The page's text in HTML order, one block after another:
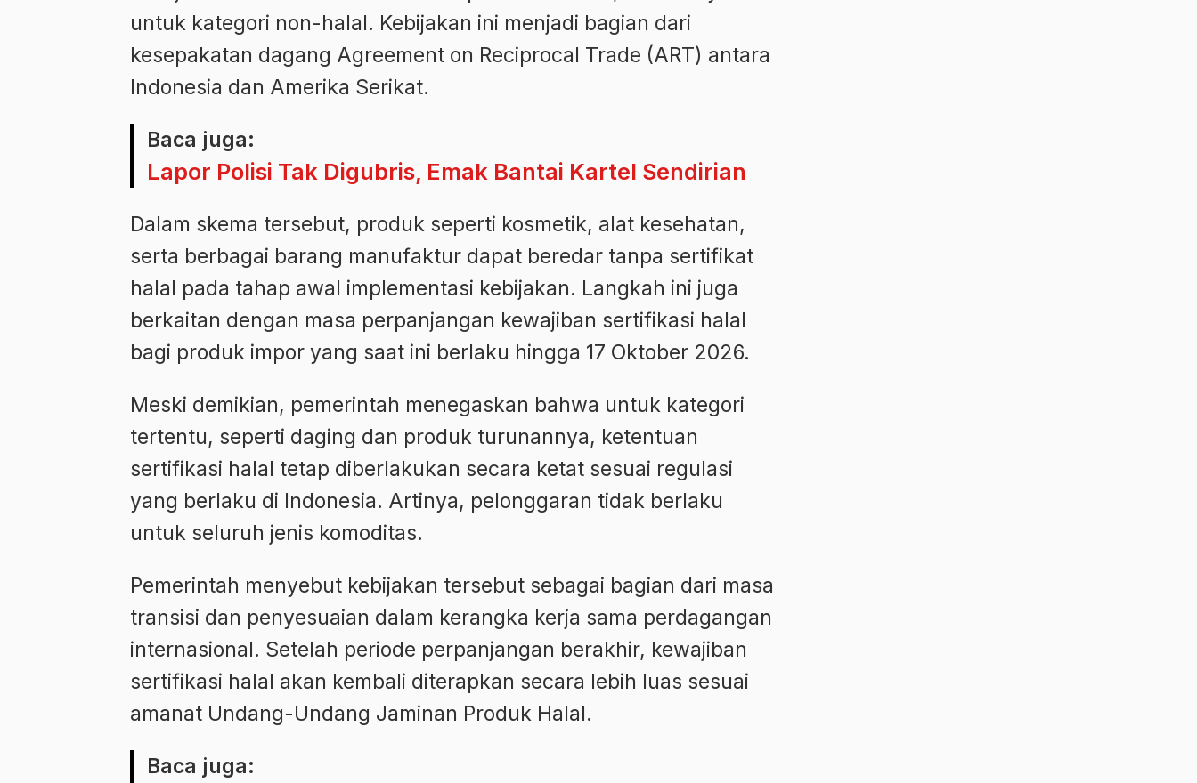
untuk kategori non-halal. Kebijakan ini menjadi bagian dari
kesepakatan dagang Agreement on Reciprocal Trade (ART) antara
Indonesia dan Amerika Serikat.
Baca juga:
Lapor Polisi Tak Digubris, Emak Bantai Kartel Sendirian
Dalam skema tersebut, produk seperti kosmetik, alat kesehatan,
serta berbagai barang manufaktur dapat beredar tanpa sertifikat
halal pada tahap awal implementasi kebijakan. Langkah ini juga
berkaitan dengan masa perpanjangan kewajiban sertifikasi halal
bagi produk impor yang saat ini berlaku hingga 17 Oktober 2026.
Meski demikian, pemerintah menegaskan bahwa untuk kategori
tertentu, seperti daging dan produk turunannya, ketentuan
sertifikasi halal tetap diberlakukan secara ketat sesuai regulasi
yang berlaku di Indonesia. Artinya, pelonggaran tidak berlaku
untuk seluruh jenis komoditas.
Pemerintah menyebut kebijakan tersebut sebagai bagian dari masa
transisi dan penyesuaian dalam kerangka kerja sama perdagangan
internasional. Setelah periode perpanjangan berakhir, kewajiban
sertifikasi halal akan kembali diterapkan secara lebih luas sesuai
amanat Undang-Undang Jaminan Produk Halal.
Baca juga: